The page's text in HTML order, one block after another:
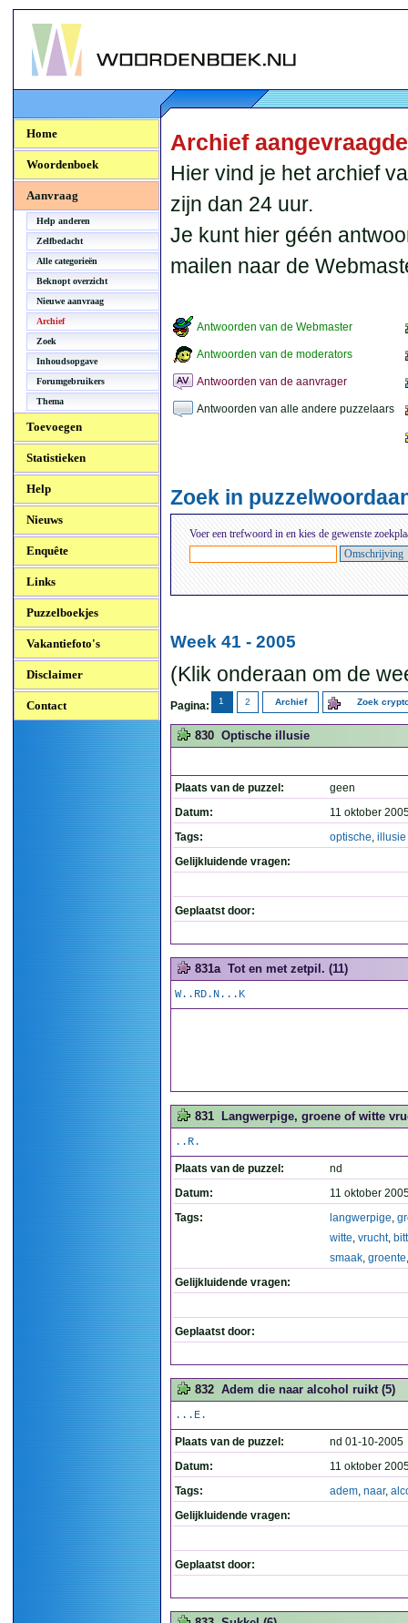
Woordenboek.NU
Home
Woordenboek
Aanvraag
Help anderen
Zelfbedacht
Alle categorieën
Beknopt overzicht
Nieuwe aanvraag
Archief
Zoek
Inhoudsopgave
Forumgebruikers
Thema
Toevoegen
Statistieken
Help
Nieuws
Enquête
Links
Puzzelboekjes
Vakantiefoto's
Disclaimer
Contact
Archief
Hier vind je het archief
zijn dan 24 uur.
Je kunt hier géén
mailen naar de
Antwoorden van de Webmaster
Antwoorden van de moderators
Antwoorden van de aanvrager
Antwoorden van alle andere puzzelaars
Zoek in
Voer een trefwoord in en kies de gewenste
Week 41 - 2005
(Klik onderaan om de
Pagina: 1 2 Archief Zoek
830 Optische illusie
Plaats van de puzzel:
geen
Datum:
11 oktober
Tags:
optische, illusie
Gelijkluidende vragen:
Geplaatst door:
831a Tot en met zetpil. (11)
W..RD.N...K
831 Langwerpige, groene of witte
..R.
Plaats van de puzzel:
nd
Datum:
11 oktober
Tags:
langwerpige,
witte, vrucht,
smaak, groente
Gelijkluidende vragen:
Geplaatst door:
832 Adem die naar alcohol ruikt (5)
...E.
Plaats van de puzzel:
nd 01-10-2005
Datum:
11 oktober
Tags:
adem, naar,
Gelijkluidende vragen:
Geplaatst door: